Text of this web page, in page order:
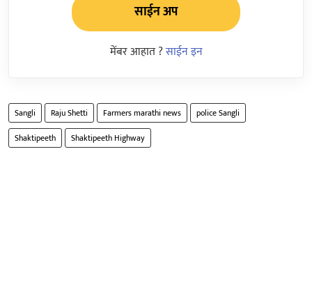
साईन अप
मेंबर आहात ?साईन इन
Sangli Raju Shetti Farmers marathi news
police Sangli
Shaktipeeth
Shaktipeeth Highway